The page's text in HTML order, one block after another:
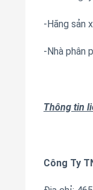
-Hãng sản
-Nhà phân
Thông tin
Công Ty